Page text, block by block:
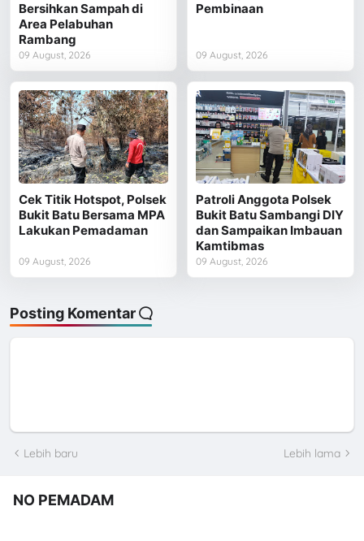
Bersihkan Sampah di
Area Pelabuhan
Rambang
09 August, 2026
Pembinaan
09 August, 2026
Cek Titik Hotspot, Polsek
Bukit Batu Bersama MPA
Lakukan Pemadaman
09 August, 2026
Patroli Anggota Polsek
Bukit Batu Sambangi DIY
dan Sampaikan Imbauan
Kamtibmas
09 August, 2026
Posting Komentar
Lebih baru Lebih lama
NO PEMADAM